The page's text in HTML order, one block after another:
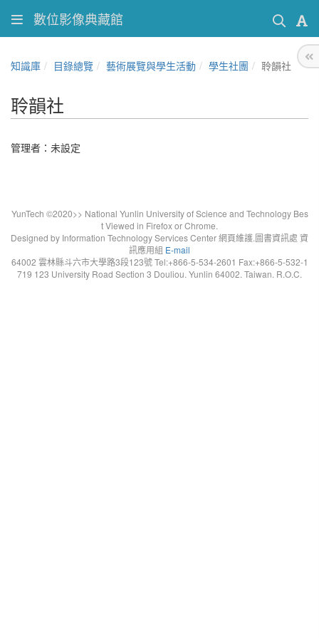
數位影像典藏館
知識庫 目錄總覽 藝術展覽與學生活動 學生社團 聆韻社
聆韻社
管理者：未設定
YunTech ©2020>> National Yunlin University of Science and Technology Bes
t Viewed in Firefox or Chrome.
Designed by Information Technology Services Center 網頁維護.圖書資訊處 資
訊應用組 E-mail
64002 雲林縣斗六市大學路3段123號 Tel:+866-5-534-2601 Fax:+866-5-532-1
719 123 University Road Section 3 Douliou. Yunlin 64002. Taiwan. R.O.C.